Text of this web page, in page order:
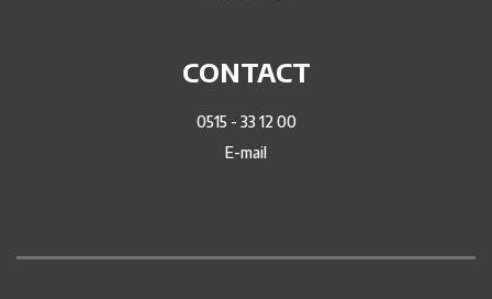
CONTACT
0515 - 33 12 00
E-mail